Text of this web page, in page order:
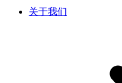
关于我们